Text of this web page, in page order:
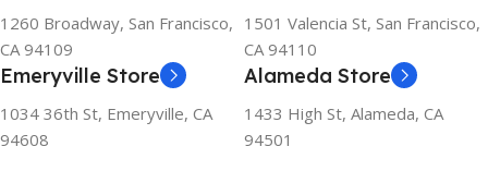
1260 Broadway, San Francisco,
CA 94109
1501 Valencia St, San Francisco,
CA 94110
Emeryville Store
1034 36th St, Emeryville, CA
94608
Alameda Store
1433 High St, Alameda, CA
94501